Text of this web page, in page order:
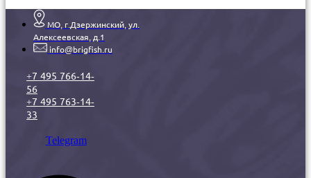
МО, г.Дзержинский, ул.
Алексеевская, д.1
info@brigfish.ru
+7 495 766-14-
56
+7 495 763-14-
33
Telegram